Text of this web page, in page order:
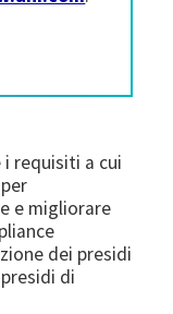
i requisiti a cui
e migliorare
dei presidi
di